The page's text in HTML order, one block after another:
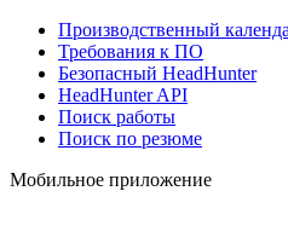
Производственный
Требования к ПО
Безопасный HeadHunter
HeadHunter API
Поиск работы
Поиск по резюме
Мобильное приложение